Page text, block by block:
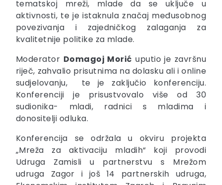
tematskoj mreži, mlade da se uključe u
aktivnosti, te je istaknula značaj međusobnog
povezivanja i zajedničkog zalaganja za
kvalitetnije politike za mlade.
Moderator Domagoj Morić uputio je završnu
riječ, zahvalio prisutnima na dolasku ali i online
sudjelovanju, te je zaključio konferenciju.
Konferenciji je prisustvovalo više od 30
sudionika- mladi, radnici s mladima i
donositelji odluka.
Konferencija se održala u okviru projekta
„Mreža za aktivaciju mladih“ koji provodi
Udruga Zamisli u partnerstvu s Mrežom
udruga Zagor i još 14 partnerskih udruga,